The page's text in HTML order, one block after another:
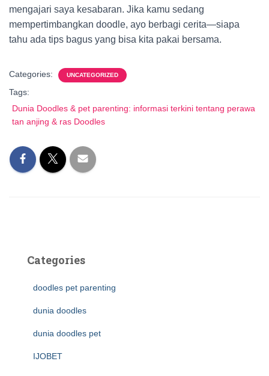
mengajari saya kesabaran. Jika kamu sedang
mempertimbangkan doodle, ayo berbagi cerita—siapa
tahu ada tips bagus yang bisa kita pakai bersama.
Categories: UNCATEGORIZED
Tags:
Dunia Doodles & pet parenting: informasi terkini tentang perawa
tan anjing & ras Doodles
Categories
doodles pet parenting
dunia doodles
dunia doodles pet
IJOBET